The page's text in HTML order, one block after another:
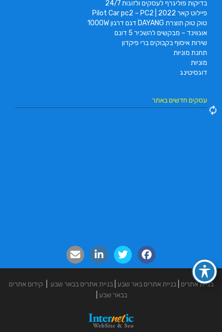
בדיקות פוליגרף לעסקים ולזוגות 24/7
פיילוט קאר 2022 | Pilot Car pc2 – PC2
טוק טוק תוצרת DAYANG דגם דרגון 1000W
אוגווינד – מבקשים להשכיר 5 דונם
שירות איסוף בקבוקים ברי פיקדון
תחנת מוניות
מוניות
דוגסיטינג
עסקים חדשים באתר
בניית אתרים |בניית אתרים באר שבע |בניית אתרים בבאר שבע
קידום אתרים
בבאר שבע